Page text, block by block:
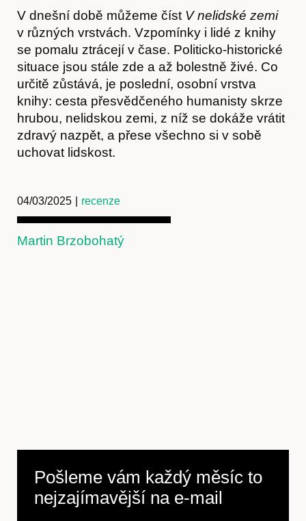
Předplatné
V dnešní době můžeme číst V nelidské zemi
v různých vrstvách. Vzpomínky i lidé z knihy
se pomalu ztrácejí v čase. Politicko-historické
situace jsou stále zde a až bolestně živé. Co
určitě zůstává, je poslední, osobní vrstva
knihy: cesta přesvědčeného humanisty skrze
hrubou, nelidskou zemi, z níž se dokáže vrátit
zdravý nazpět, a přese všechno si v sobě
uchovat lidskost.
04/03/2025 recenze
Martin Brzobohatý
Pošleme vám každý měsíc to
nejzajímavější na e-mail